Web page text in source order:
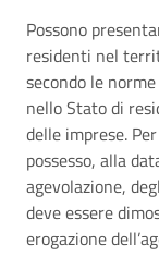
Possono
residenti nel
secondo le
nello Stato di
delle imprese.
possesso, alla
agevolazione,
deve essere
erogazione